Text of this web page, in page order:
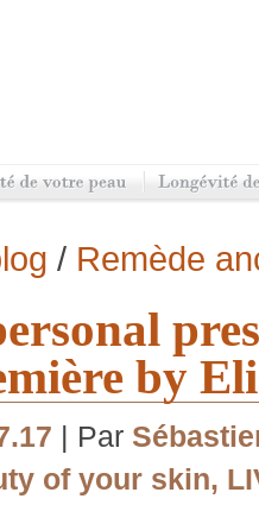
/ Remède
by
| Par
of your skin,